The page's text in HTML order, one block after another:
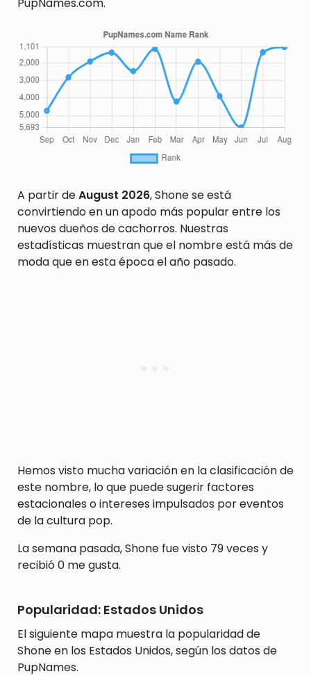
A partir deAugust 2026, Shone se está
convirtiendo en un apodo más popular entre los
nuevos dueños de cachorros. Nuestras
estadísticas muestran que el nombre está más de
moda que en esta época el año pasado.
Hemos visto mucha variación en la clasificación de
este nombre, lo que puede sugerir factores
estacionales o intereses impulsados por eventos
de la cultura pop.
La semana pasada, Shone fue visto 79 veces y
recibió 0 me gusta.
Popularidad: Estados Unidos
El siguiente mapa muestra la popularidad de
Shone en los Estados Unidos, según los datos de
PupNames.